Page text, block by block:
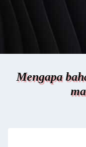
Mengapa